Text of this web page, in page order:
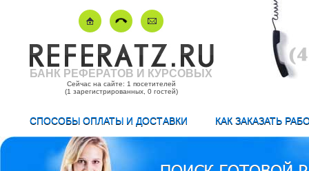
БАНК РЕФЕРАТОВ И КУРСОВЫХ
Сейчас на сайте: 1 посетителей
(1 зарегистрированных, 0 гостей)
СПОСОБЫ ОПЛАТЫ И ДОСТАВКИ КАК ЗАКАЗАТЬ